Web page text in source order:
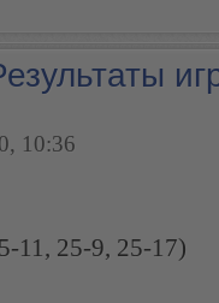
10:36
11, 25-9, 25-17)